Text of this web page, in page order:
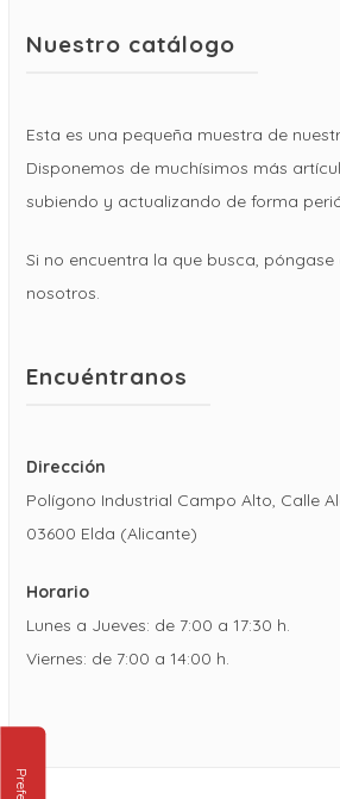
Nuestro catálogo
Esta es una pequeña muestra de
Disponemos de muchísimos más
subiendo y actualizando de forma
Si no encuentra la que busca,
nosotros.
Encuéntranos
Dirección
Polígono Industrial Campo Alto, Calle
03600 Elda (Alicante)
Horario
Lunes a Jueves: de 7:00 a 17:30 h.
Viernes: de 7:00 a 14:00 h.